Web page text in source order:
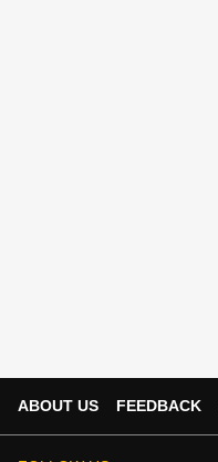
ABOUT US FEEDBACK